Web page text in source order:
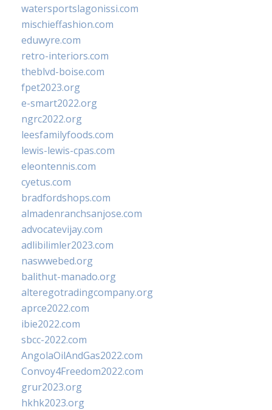
watersportslagonissi.com
mischieffashion.com
eduwyre.com
retro-interiors.com
theblvd-boise.com
fpet2023.org
e-smart2022.org
ngrc2022.org
leesfamilyfoods.com
lewis-lewis-cpas.com
eleontennis.com
cyetus.com
bradfordshops.com
almadenranchsanjose.com
advocatevijay.com
adlibilimler2023.com
naswwebed.org
balithut-manado.org
alteregotradingcompany.org
aprce2022.com
ibie2022.com
sbcc-2022.com
AngolaOilAndGas2022.com
Convoy4Freedom2022.com
grur2023.org
hkhk2023.org